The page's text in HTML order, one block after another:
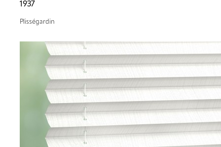
1937
Plisségardin